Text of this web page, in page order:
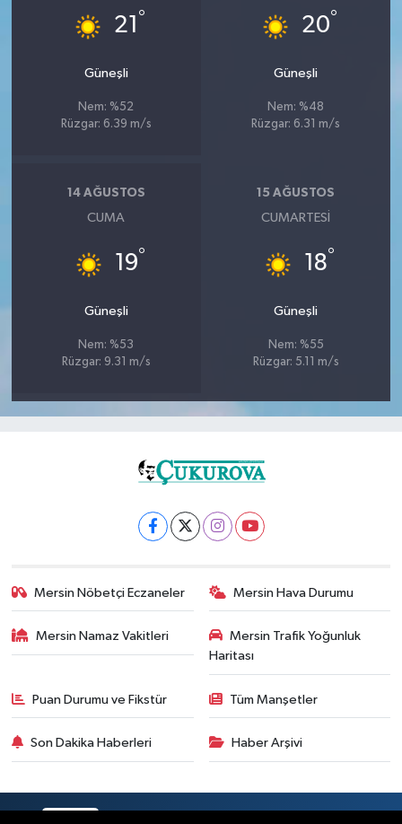
21 °
Güneşli
Nem: %52
Rüzgar: 6.39 m/s
20°
Güneşli
Nem: %48
Rüzgar: 6.31 m/s
14 AĞUSTOS
CUMA
19°
Güneşli
Nem: %53
Rüzgar: 9.31 m/s
15 AĞUSTOS
CUMARTESI
18°
Güneşli
Nem: %55
Rüzgar: 5.11 m/s
Mersin Nöbetçi Eczaneler Mersin Hava Durumu
Mersin Namaz Vakitleri
Mersin Trafik Yoğunluk
Haritası
Puan Durumu ve Fikstür Tüm Manşetler
Son Dakika Haberleri Haber Arşivi